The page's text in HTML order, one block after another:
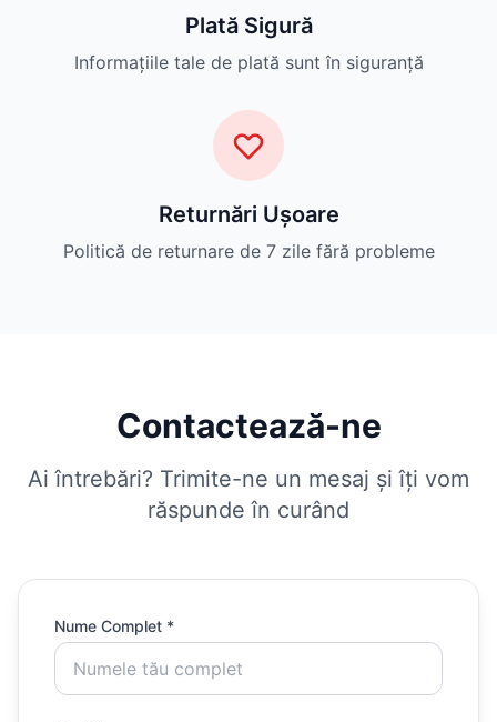
Plată Sigură
Informațiile tale de plată sunt în siguranță
Returnări Ușoare
Politică de returnare de 7 zile fără probleme
Contactează-ne
Ai întrebări? Trimite-ne un mesaj și îți vom
răspunde în curând
Nume Complet *